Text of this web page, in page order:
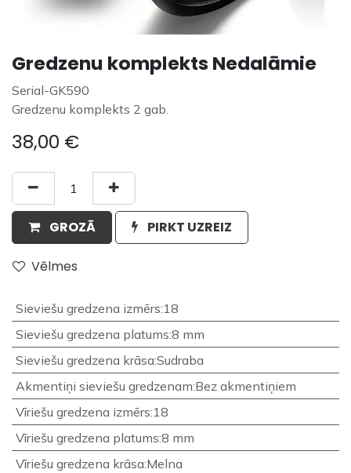
Gredzenu komplekts Nedalāmie
Serial-GK590
Gredzenu komplekts 2 gab.
38,00 €
GROZĀ PIRKT UZREIZ
Vēlmes
Sieviešu gredzena izmērs:18
Sieviešu gredzena platums:8 mm
Sieviešu gredzena krāsa:Sudraba
Akmentiņi sieviešu gredzenam:Bez akmentiņiem
Vīriešu gredzena izmērs:18
Vīriešu gredzena platums:8 mm
Vīriešu gredzena krāsa:Melna